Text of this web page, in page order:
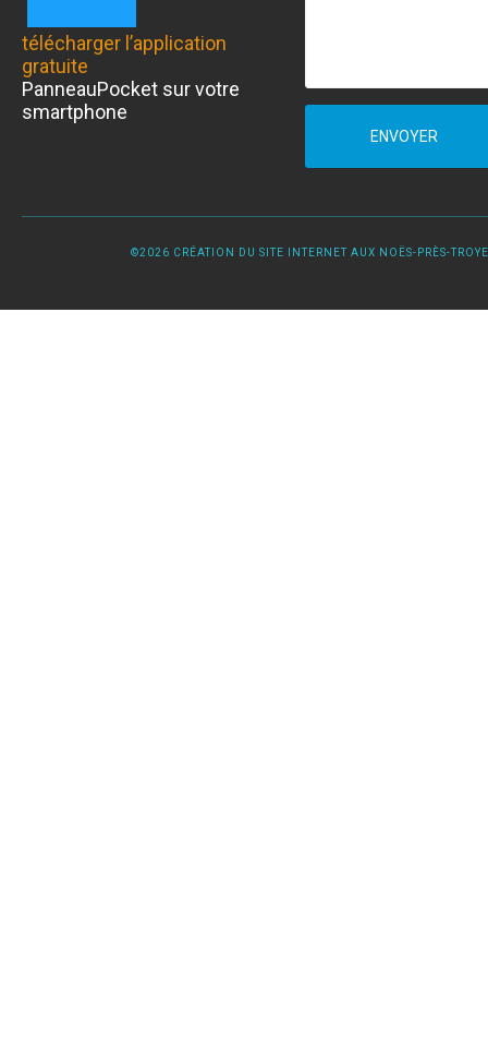
télécharger l’application
gratuite
PanneauPocket sur votre
smartphone
ENVOYER
©2026 CRÉATION DU SITE INTERNET AUX NOËS-PRÈS-